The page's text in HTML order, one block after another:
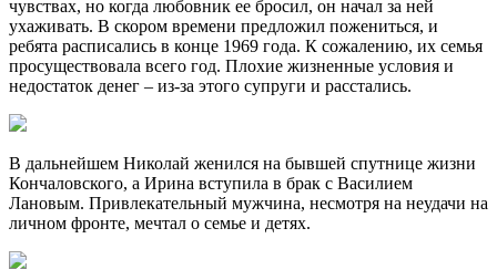
чувствах, но когда любовник ее бросил, он начал за ней
ухаживать. В скором времени предложил пожениться, и
ребята расписались в конце 1969 года. К сожалению, их семья
просуществовала всего год. Плохие жизненные условия и
недостаток денег – из-за этого супруги и расстались.
В дальнейшем Николай женился на бывшей спутнице жизни
Кончаловского, а Ирина вступила в брак с Василием
Лановым. Привлекательный мужчина, несмотря на неудачи на
личном фронте, мечтал о семье и детях.